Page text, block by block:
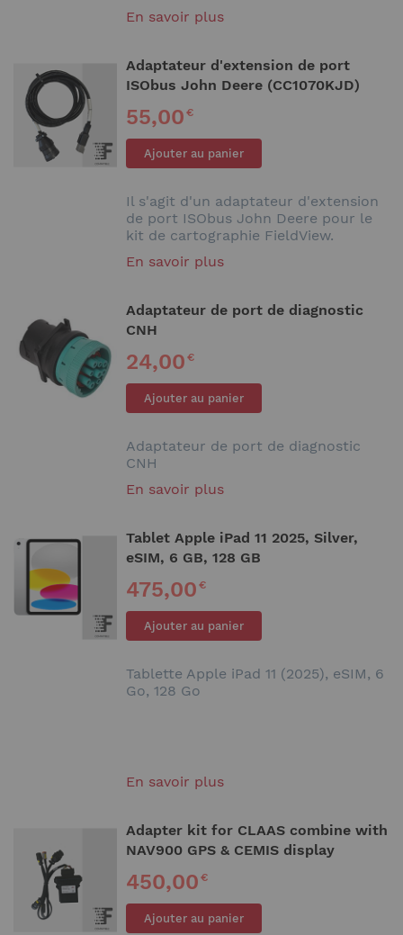
En savoir plus
Adaptateur d'extension de port
ISObus John Deere (CC1070KJD)
55,00€
Ajouter au panier
Il s'agit d'un adaptateur d'extension
de port ISObus John Deere pour le
kit de cartographie FieldView.
En savoir plus
Adaptateur de port de diagnostic
CNH
24,00€
Ajouter au panier
Adaptateur de port de diagnostic
CNH
En savoir plus
Tablet Apple iPad 11 2025, Silver,
eSIM, 6 GB, 128 GB
475,00€
Ajouter au panier
Tablette Apple iPad 11 (2025), eSIM, 6
Go, 128 Go
En savoir plus
Adapter kit for CLAAS combine with
NAV900 GPS & CEMIS display
450,00€
Ajouter au panier